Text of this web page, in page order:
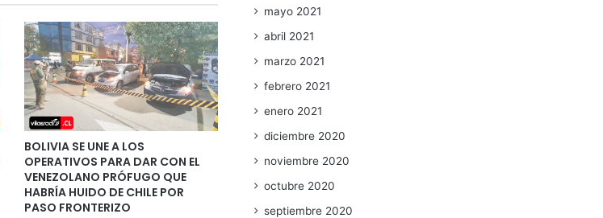
BOLIVIA SE UNE A LOS
OPERATIVOS PARA DAR CON EL
VENEZOLANO PRÓFUGO QUE
HABRÍA HUIDO DE CHILE POR
PASO FRONTERIZO
mayo 2021
abril 2021
marzo 2021
febrero 2021
enero 2021
diciembre 2020
noviembre 2020
octubre 2020
septiembre 2020